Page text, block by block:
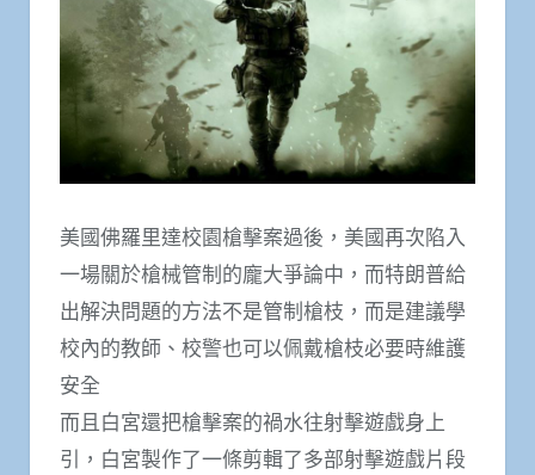
美國佛羅里達校園槍擊案過後，美國再次陷入
一場關於槍械管制的龐大爭論中，而特朗普給
出解決問題的方法不是管制槍枝，而是建議學
校內的教師、校警也可以佩戴槍枝必要時維護
安全
而且白宮還把槍擊案的禍水往射擊遊戲身上
引，白宮製作了一條剪輯了多部射擊遊戲片段